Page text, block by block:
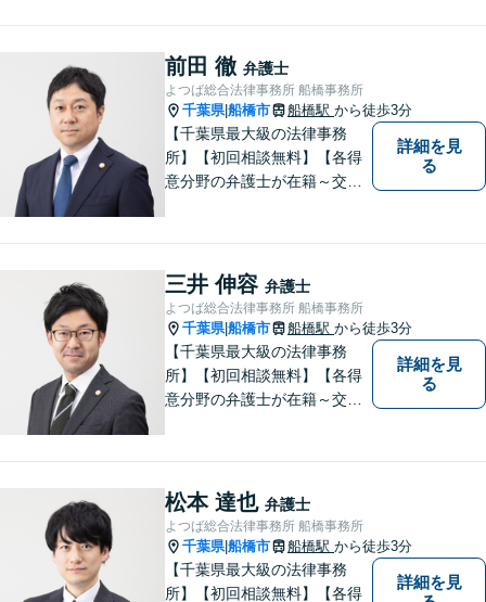
前田 徹 弁護士
よつば総合法律事務所 船橋事務所
千葉県|船橋市 船橋駅 から徒歩3分
【千葉県最大級の法律事務
所】【初回相談無料】【各得
意分野の弁護士が在籍～交通
詳細を見
る
三井 伸容 弁護士
よつば総合法律事務所 船橋事務所
千葉県|船橋市 船橋駅 から徒歩3分
【千葉県最大級の法律事務
所】【初回相談無料】【各得
意分野の弁護士が在籍～交通
詳細を見
る
松本 達也 弁護士
よつば総合法律事務所 船橋事務所
千葉県|船橋市 船橋駅 から徒歩3分
【千葉県最大級の法律事務
所】【初回相談無料】【各得
詳細を見